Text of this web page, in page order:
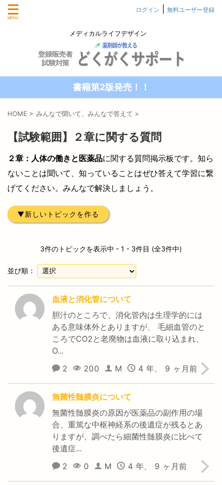
メディカルライフデザイン
ログイン 無料ユーザー登録
書籍第2版発売！！
HOME > みんなで聞いて、みんなで答えて >
【試験範囲】２章に関する質問
２章：人体の働きと医薬品に関する質問掲示板です。知ら
ないことは聞いて、知っていることはぜひ答えて学習に繋
げてください。みんなで解決しましょう。
新しいトピックを作る
3件のトピックを表示中 - 1 - 3件目 (全3件中)
並び順：
血液と消化管について
胆汁のところで、消化管内は生理学的には
ある意味体外とありますが、 毛細血管のと
ころでCO2と老廃物は血液に取り込まれ、
O...
2
200 M 4 年、 9 ヶ月前
無菌性髄膜炎について
無菌性髄膜炎の原因が医薬品の副作用の場
合、重篤な中枢神経系の後遺症が残るとあ
りますが、調べたら細菌性髄膜炎に比べて
後遺症...
2
0 M 4 年、 9 ヶ月前